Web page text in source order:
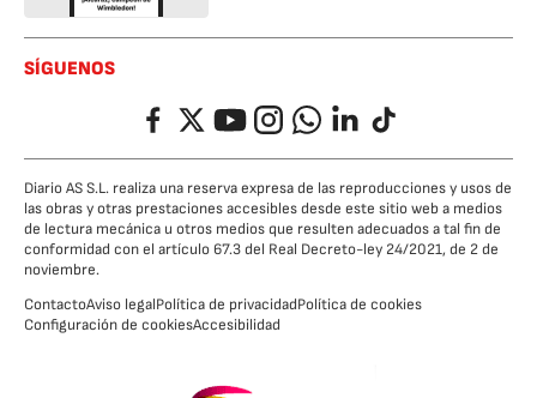
SÍGUENOS
FacebookTwitterYouTubeInstagramWhatsappLinkedIn
TikTok
Diario AS S.L. realiza una reserva expresa de las reproducciones y usos de
las obras y otras prestaciones accesibles desde este sitio web a medios
de lectura mecánica u otros medios que resulten adecuados a tal fin de
conformidad con el artículo 67.3 del Real Decreto-ley 24/2021, de 2 de
noviembre.
ContactoAviso legalPolítica de privacidadPolítica de cookies
Configuración de cookiesAccesibilidad